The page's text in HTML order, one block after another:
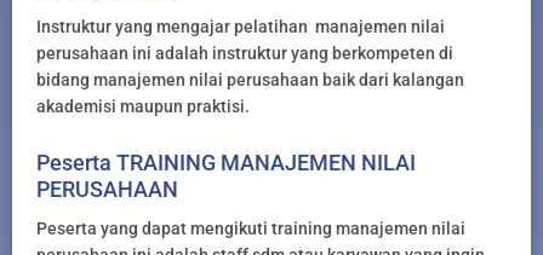
Instruktur yang mengajar pelatihan manajemen nilai
perusahaan ini adalah instruktur yang berkompeten di
bidang manajemen nilai perusahaan baik dari kalangan
akademisi maupun praktisi.
Peserta TRAINING MANAJEMEN NILAI
PERUSAHAAN
Peserta yang dapat mengikuti training manajemen nilai